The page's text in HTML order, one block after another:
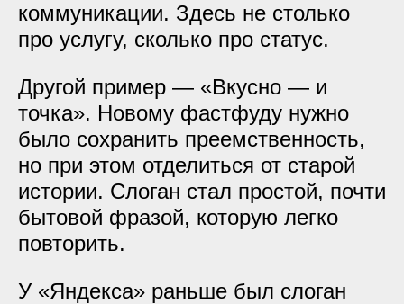
коммуникации. Здесь не столько
про услугу, сколько про статус.
Другой пример — «Вкусно — и
точка». Новому фастфуду нужно
было сохранить преемственность,
но при этом отделиться от старой
истории. Слоган стал простой, почти
бытовой фразой, которую легко
повторить.
У «Яндекса» раньше был слоган